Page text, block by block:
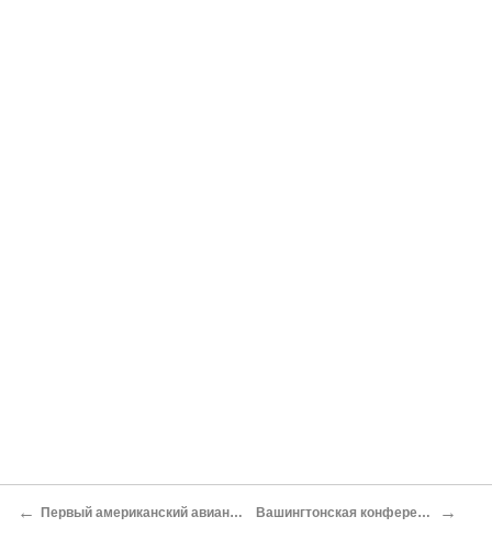
← Первый американский авианосец Вашингтонская конференция →